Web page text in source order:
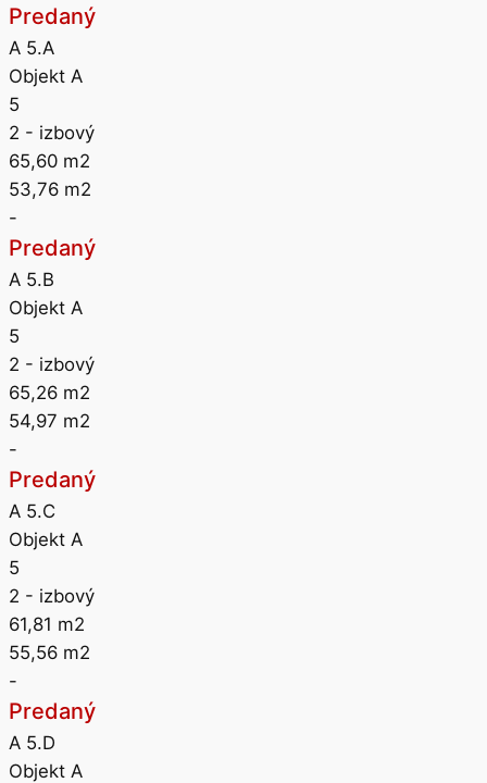
Predaný
A 5.A
Objekt A
5
2 - izbový
65,60 m2
53,76 m2
-
Predaný
A 5.B
Objekt A
5
2 - izbový
65,26 m2
54,97 m2
-
Predaný
A 5.C
Objekt A
5
2 - izbový
61,81 m2
55,56 m2
-
Predaný
A 5.D
Objekt A